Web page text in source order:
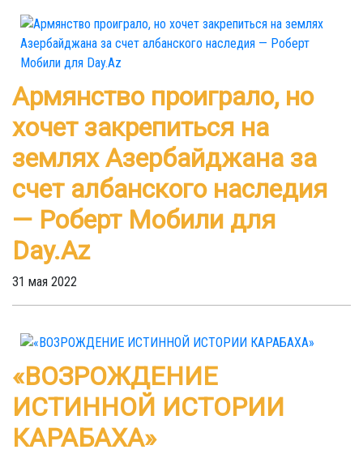
Армянство проиграло, но
хочет закрепиться на
землях Азербайджана за
счет албанского наследия
— Роберт Мобили для
Day.Az
31 мая 2022
«ВОЗРОЖДЕНИЕ
ИСТИННОЙ ИСТОРИИ
КАРАБАХА»